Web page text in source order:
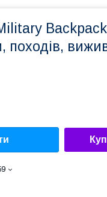
походів,